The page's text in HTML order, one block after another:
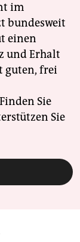
im
bundesweit
einen
und Erhalt
guten, frei
Sie
Sie